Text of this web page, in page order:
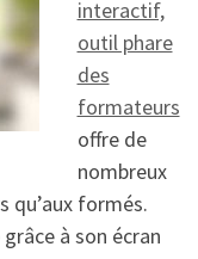
interactif,
outil phare
des
formateurs
offre de
nombreux
qu’aux formés.
à son écran